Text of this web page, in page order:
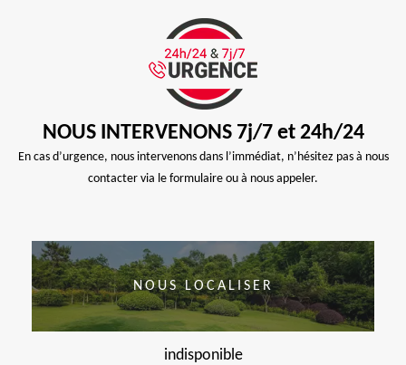
NOUS INTERVENONS 7j/7 et 24h/24
En cas d’urgence, nous intervenons dans l’immédiat, n’hésitez pas à nous
contacter via le formulaire ou à nous appeler.
NOUS LOCALISER
indisponible